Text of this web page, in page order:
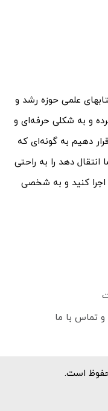
علمی حوزه رشد و
و به شکلی حرفه‌ای ‌و
دهیم به گونه‌ای که
دهد را به راحتی
اجرا کنید و به شخصی
و تماس با ما
است.